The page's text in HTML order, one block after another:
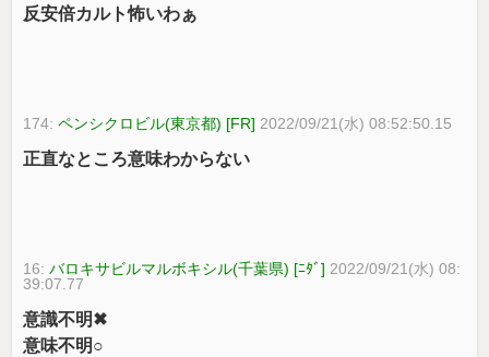
反安倍カルト怖いわぁ
174:ペンシクロビル(東京都) [FR] 2022/09/21(水) 08:52:50.15
正直なところ意味わからない
16:バロキサビルマルボキシル(千葉県) [ﾆﾀﾞ] 2022/09/21(水) 08:
39:07.77
意識不明✖︎
意味不明○